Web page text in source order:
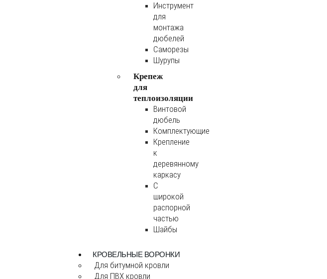
Инструмент
для
монтажа
дюбелей
Саморезы
Шурупы
Крепеж
для
теплоизоляции
Винтовой
дюбель
Комплектующие
Крепление
к
деревянному
каркасу
С
широкой
распорной
частью
Шайбы
КРОВЕЛЬНЫЕ ВОРОНКИ
Для битумной кровли
Для ПВХ кровли